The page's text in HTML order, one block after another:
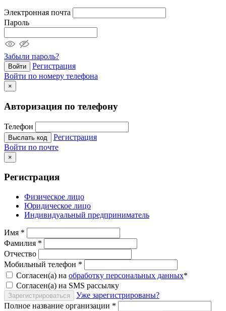
Электронная почта
Пароль
Забыли пароль?
Войти
Регистрация
Войти по номеру телефона
×
Авторизация по телефону
Телефон
Выслать код
Регистрация
Войти по почте
×
Регистрация
Физическое лицо
Юридическое лицо
Индивидуальный предприниматель
Имя *
Фамилия *
Отчество
Мобильный телефон *
Согласен(а) на обработку персональных данных*
Согласен(а) на SMS рассылку
Зарегистрироваться
Уже зарегистрированы?
Полное название организации *